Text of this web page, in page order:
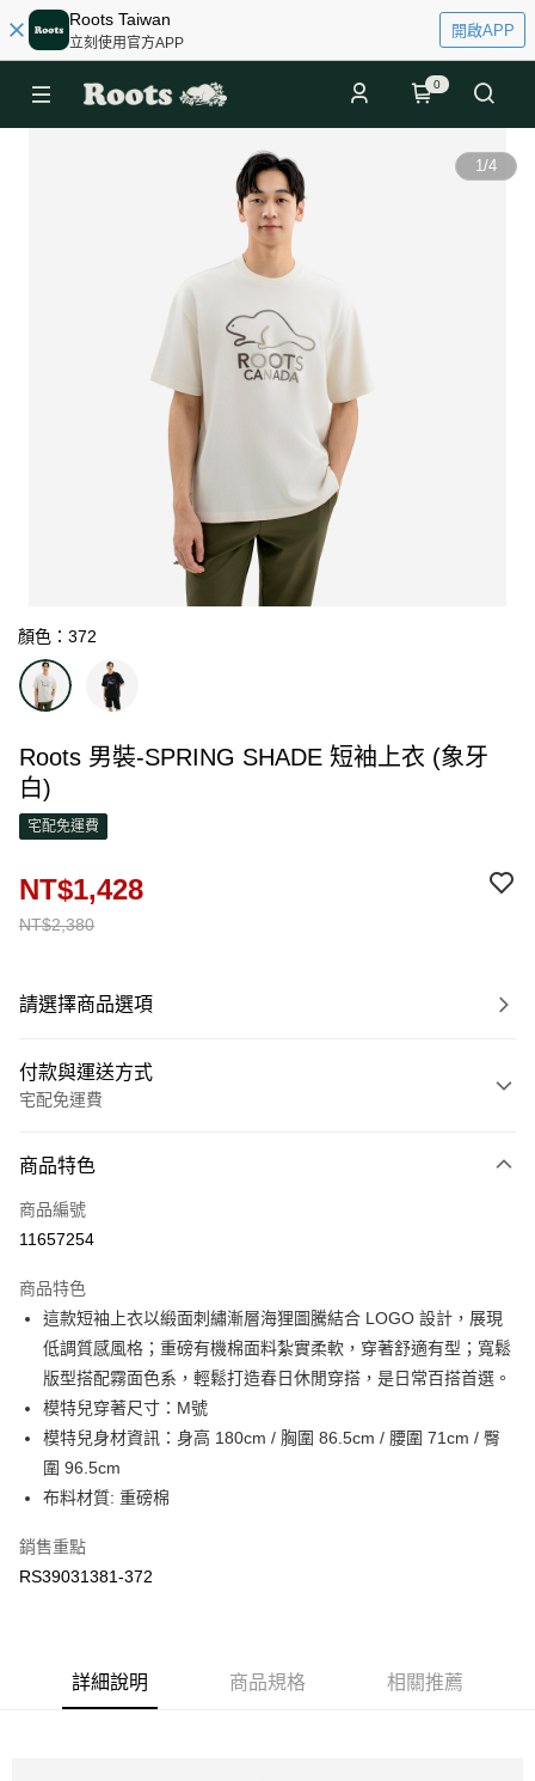
Roots Taiwan
立刻使用官方APP
開啟APP
0
1/4
顏色：372
Roots 男裝-SPRING SHADE 短袖上衣 (象牙
白)
宅配免運費
NT$2,380
NT$1,428
請選擇商品選項
付款與運送方式
宅配免運費
信用卡一次付款
信用卡分期付款
合作金庫商業銀行
華南商業銀行
彰化商業銀行
上海商業儲蓄銀行
台北富邦商業銀行
國泰世華商業銀行
兆豐國際商業銀行
臺灣中小企業銀行
匯豐（台灣）商業銀行
華泰商業銀行
聯邦商業銀行
遠東國際商業銀行
元大商業銀行
玉山商業銀行
台灣樂天信用卡公司
6 期 0 利率 每期
華南商業銀行
彰化商業銀行
上海商業儲蓄銀行
台北富邦商業銀行
國泰世華商業銀行
臺灣中小企業銀行
台中商業銀行
匯豐（台灣）商業銀行
聯邦商業銀行
元大商業銀行
玉山商業銀行
台灣樂天信用卡公司
LINE Pay
Apple Pay
街口支付
運送方式
免運費
商品特色
商品編號
11657254
商品特色
這款短袖上衣以緞面刺繡漸層海狸圖騰結合 LOGO 設計，展現
低調質感風格；重磅有機棉面料紮實柔軟，穿著舒適有型；寬鬆
版型搭配霧面色系，輕鬆打造春日休閒穿搭，是日常百搭首選。
模特兒穿著尺寸：M號
模特兒身材資訊：身高 180cm / 胸圍 86.5cm / 腰圍 71cm / 臀
圍 96.5cm
布料材質: 重磅棉
銷售重點
RS39031381-372
詳細說明 商品規格 相關推薦